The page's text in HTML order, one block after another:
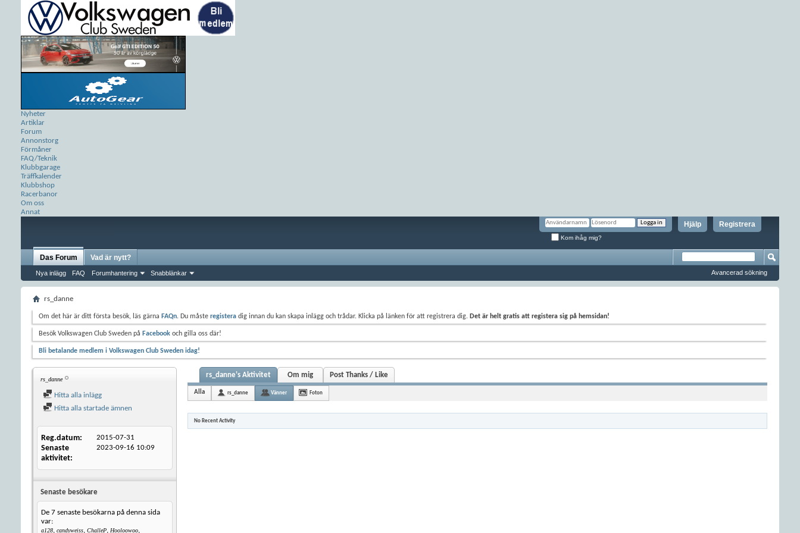
Nyheter
Artiklar
Forum
Annonstorg
Förmåner
FAQ/Teknik
Klubbgarage
Träffkalender
Klubbshop
Racerbanor
Om oss
Annat
Registrera
Hjälp
Kom ihåg mig?
Das Forum
Nya inlägg FAQ Forumhantering Snabblänkar
Vad är nytt?
Avancerad sökning
rs_danne
Om det här är ditt första besök, läs gärna FAQn. Du måste registera dig innan du kan skapa inlägg och trådar. Klicka på länken för att registrera dig. Det är helt gratis att registera sig på hemsidan!
Besök Volkswagen Club Sweden på Facebook och gilla oss där!
Bli betalande medlem i Volkswagen Club Sweden idag!
rs_danne
Hitta alla inlägg
Hitta alla startade ämnen
Reg.datum 2015-07-31
Senaste
aktivitet
2023-09-16 10:09
Senaste besökare
De 7 senaste besökarna på denna sida
var:
a128, candyweiss, ChalleP, Hooloowoo,
rs_danne's Aktivitet Om mig Post Thanks / Like
Alla rs_danne Vänner Foton
No Recent Activity